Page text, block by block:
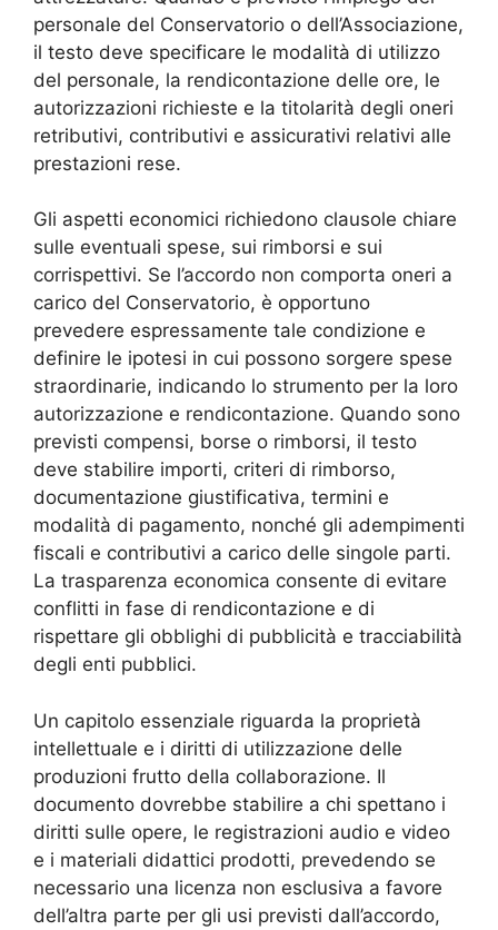
personale del Conservatorio o dell’Associazione,
il testo deve specificare le modalità di utilizzo
del personale, la rendicontazione delle ore, le
autorizzazioni richieste e la titolarità degli oneri
retributivi, contributivi e assicurativi relativi alle
prestazioni rese.
Gli aspetti economici richiedono clausole chiare
sulle eventuali spese, sui rimborsi e sui
corrispettivi. Se l’accordo non comporta oneri a
carico del Conservatorio, è opportuno
prevedere espressamente tale condizione e
definire le ipotesi in cui possono sorgere spese
straordinarie, indicando lo strumento per la loro
autorizzazione e rendicontazione. Quando sono
previsti compensi, borse o rimborsi, il testo
deve stabilire importi, criteri di rimborso,
documentazione giustificativa, termini e
modalità di pagamento, nonché gli adempimenti
fiscali e contributivi a carico delle singole parti.
La trasparenza economica consente di evitare
conflitti in fase di rendicontazione e di
rispettare gli obblighi di pubblicità e tracciabilità
degli enti pubblici.
Un capitolo essenziale riguarda la proprietà
intellettuale e i diritti di utilizzazione delle
produzioni frutto della collaborazione. Il
documento dovrebbe stabilire a chi spettano i
diritti sulle opere, le registrazioni audio e video
e i materiali didattici prodotti, prevedendo se
necessario una licenza non esclusiva a favore
dell’altra parte per gli usi previsti dall’accordo,